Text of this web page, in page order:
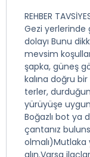
REHBER
Gezi yerlerinde
dolayı Bunu
mevsim
şapka, güneş
kalına doğru
terler,
yürüyüşe
Boğazlı bot ya
çantanız
olmalı)Mutlaka